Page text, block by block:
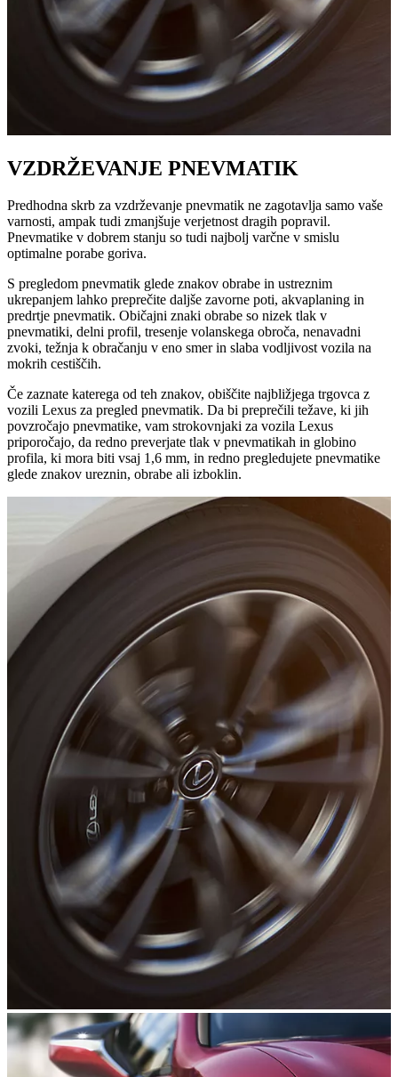
VZDRŽEVANJE PNEVMATIK
Predhodna skrb za vzdrževanje pnevmatik ne zagotavlja samo vaše
varnosti, ampak tudi zmanjšuje verjetnost dragih popravil.
Pnevmatike v dobrem stanju so tudi najbolj varčne v smislu
optimalne porabe goriva.
S pregledom pnevmatik glede znakov obrabe in ustreznim
ukrepanjem lahko preprečite daljše zavorne poti, akvaplaning in
predrtje pnevmatik. Običajni znaki obrabe so nizek tlak v
pnevmatiki, delni profil, tresenje volanskega obroča, nenavadni
zvoki, težnja k obračanju v eno smer in slaba vodljivost vozila na
mokrih cestiščih.
Če zaznate katerega od teh znakov, obiščite najbližjega trgovca z
vozili Lexus za pregled pnevmatik. Da bi preprečili težave, ki jih
povzročajo pnevmatike, vam strokovnjaki za vozila Lexus
priporočajo, da redno preverjate tlak v pnevmatikah in globino
profila, ki mora biti vsaj 1,6 mm, in redno pregledujete pnevmatike
glede znakov ureznin, obrabe ali izboklin.